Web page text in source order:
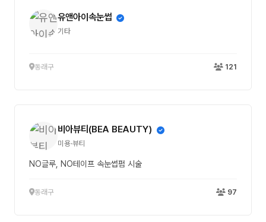
유앤아이속눈썹
기타
동래구 121
비아뷰티(BEA BEAUTY)
미용·뷰티
NO글루, NO테이프 속눈썹펌 시술
동래구 97